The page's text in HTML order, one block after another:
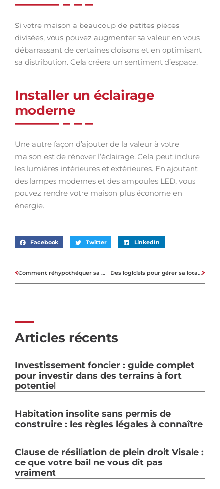
Si votre maison a beaucoup de petites pièces
divisées, vous pouvez augmenter sa valeur en vous
débarrassant de certaines cloisons et en optimisant
sa distribution. Cela créera un sentiment d’espace.
Installer un éclairage
moderne
Une autre façon d’ajouter de la valeur à votre
maison est de rénover l’éclairage. Cela peut inclure
les lumières intérieures et extérieures. En ajoutant
des lampes modernes et des ampoules LED, vous
pouvez rendre votre maison plus économe en
énergie.
Facebook Twitter LinkedIn
Comment réhypothéquer sa maison au Québec? Des logiciels pour gérer sa location
Articles récents
Investissement foncier : guide complet
pour investir dans des terrains à fort
potentiel
Habitation insolite sans permis de
construire : les règles légales à connaître
Clause de résiliation de plein droit Visale :
ce que votre bail ne vous dit pas
vraiment